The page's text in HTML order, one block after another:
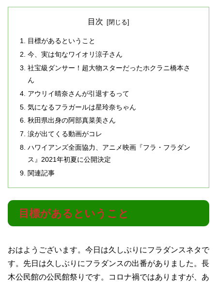
目次
目標があるということ
今、実は旬なワイオリ涼子さん
社宝級ダンサー！超大物スターだったホクラニ橋本さ
ん
アウリイ晴奈さんが引退するって
気になるフラガールは星玲奈ちゃん
秋田県出身の阿部真菜美さん
涙が出てくる動画がコレ
ハワイアンズ全面協力、アニメ映画『フラ・フラダン
ス』2021年初夏に公開決定
関連記事
目標があるということ
おはようございます。今日は久しぶりにフラダンスネタで
す。先日は久しぶりにフラダンスの出番がありました。長
木公民館の公民館祭りです。コロナ禍ではありますが、あ